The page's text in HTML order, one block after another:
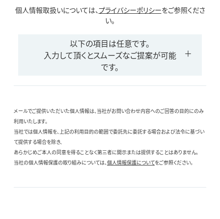
個人情報取扱いについては、プライバシーポリシーをご参照くださ
い。
以下の項目は任意です。
入力して頂くとスムーズなご提案が可能
です。
メールでご提供いただいた個人情報は、当社がお問い合わせ内容へのご回答の目的にのみ
利用いたします。
当社では個人情報を、上記の利用目的の範囲で委託先に委託する場合および法令に基づい
て提供する場合を除き、
あらかじめご本人の同意を得ることなく第三者に開示または提供することはありません。
当社の個人情報保護の取り組みについては、個人情報保護についてをご参照ください。